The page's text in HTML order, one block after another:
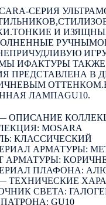
СЕРИЯ
И
ИФАКТУРЫ
ПРЕДСТАВЛЕНА В
ЛАМПАGU10.
ОПИСАНИЕ
MOSARA
КЛАССИЧЕСКИЙ
АРМАТУРЫ:
АРМАТУРЫ:
ПЛАФОНА:
ТЕХНИЧЕСКИЕ
СВЕТА:
GU10